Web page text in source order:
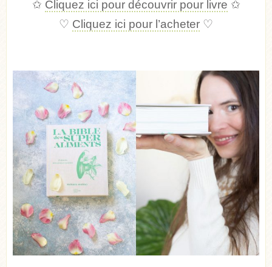
✩ Cliquez ici pour découvrir pour livre ✩
♡ Cliquez ici pour l’acheter ♡